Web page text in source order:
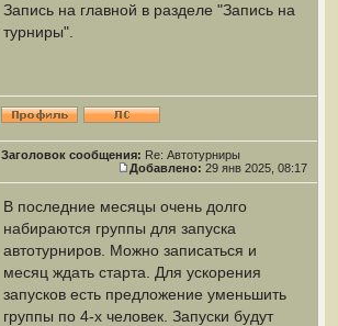
Запись на главной в разделе "Запись на
турниры".
Заголовок сообщения: Re: Автотурниры
Добавлено: 29 янв 2025, 08:17
В последние месяцы очень долго
набираются группы для запуска
автотурниров. Можно записаться и
месяц ждать старта. Для ускорения
запусков есть предложение уменьшить
группы по 4-х человек. Запуски будут